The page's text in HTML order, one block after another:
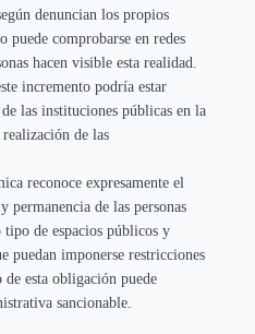
denuncian los propios
puede comprobarse en redes
hacen visible esta realidad.
incremento podría estar
las instituciones públicas en la
de las
reconoce expresamente el
permanencia de las personas
tipo de espacios públicos y
puedan imponerse restricciones
esta obligación puede
sancionable.